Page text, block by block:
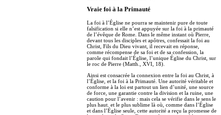
Vraie foi à la Primauté
La foi à l’Église ne pourra se maintenir pure de toute
falsification si elle n’est appuyée sur la foi à la primauté
de l’évêque de Rome. Dans le même instant où Pierre,
devant tous les disciples et apôtres, confessait la foi au
Christ, Fils du Dieu vivant, il recevait en réponse,
comme récompense de sa foi et de sa confession, la
parole qui fondait l’Église, l’unique Église du Christ, sur
le roc de Pierre (Matth., XVI, 18).
Ainsi est consacrée la connexion entre la foi au Christ, à
l’Église, et la foi à la Primauté. Une autorité véritable et
conforme à la loi est partout un lien d’unité, une source
de force, une garantie contre la division et la ruine, une
caution pour l’avenir : mais cela se vérifie dans le sens le
plus haut. et le plus sublime là où, comme dans l’Église
et dans l’Église seule, cette autorité a reçu la promesse de